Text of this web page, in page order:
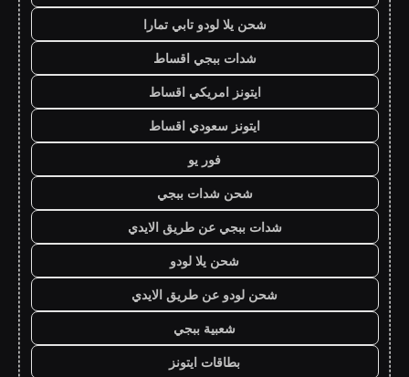
شحن يلا لودو تابي تمارا
شدات ببجي اقساط
ايتونز امريكي اقساط
ايتونز سعودي اقساط
فور يو
شحن شدات ببجي
شدات ببجي عن طريق الايدي
شحن يلا لودو
شحن لودو عن طريق الايدي
شعبية ببجي
بطاقات ايتونز